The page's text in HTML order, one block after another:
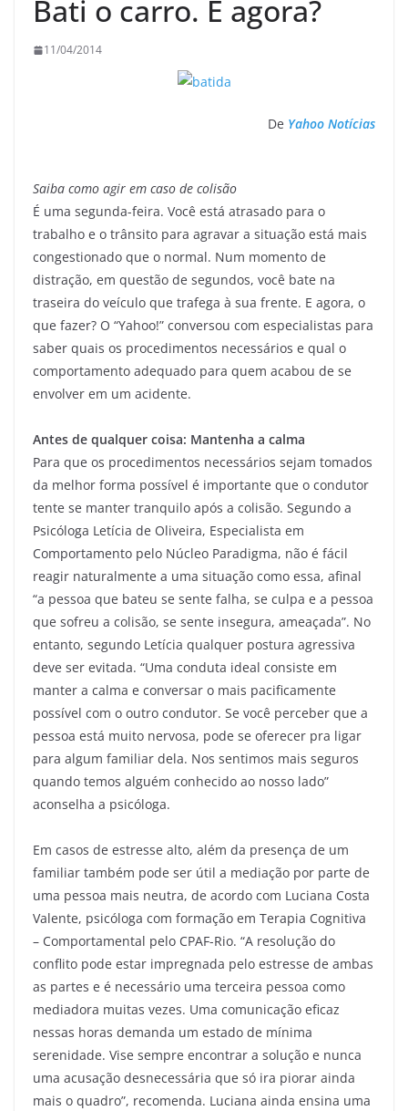
Bati o carro. E agora?
11/04/2014
De Yahoo Notícias
Saiba como agir em caso de colisão
É uma segunda-feira. Você está atrasado para o
trabalho e o trânsito para agravar a situação está mais
congestionado que o normal. Num momento de
distração, em questão de segundos, você bate na
traseira do veículo que trafega à sua frente. E agora, o
que fazer? O “Yahoo!” conversou com especialistas para
saber quais os procedimentos necessários e qual o
comportamento adequado para quem acabou de se
envolver em um acidente.
Antes de qualquer coisa: Mantenha a calma
Para que os procedimentos necessários sejam tomados
da melhor forma possível é importante que o condutor
tente se manter tranquilo após a colisão. Segundo a
Psicóloga Letícia de Oliveira, Especialista em
Comportamento pelo Núcleo Paradigma, não é fácil
reagir naturalmente a uma situação como essa, afinal
“a pessoa que bateu se sente falha, se culpa e a pessoa
que sofreu a colisão, se sente insegura, ameaçada”. No
entanto, segundo Letícia qualquer postura agressiva
deve ser evitada. “Uma conduta ideal consiste em
manter a calma e conversar o mais pacificamente
possível com o outro condutor. Se você perceber que a
pessoa está muito nervosa, pode se oferecer pra ligar
para algum familiar dela. Nos sentimos mais seguros
quando temos alguém conhecido ao nosso lado”
aconselha a psicóloga.
Em casos de estresse alto, além da presença de um
familiar também pode ser útil a mediação por parte de
uma pessoa mais neutra, de acordo com Luciana Costa
Valente, psicóloga com formação em Terapia Cognitiva
– Comportamental pelo CPAF-Rio. “A resolução do
conflito pode estar impregnada pelo estresse de ambas
as partes e é necessário uma terceira pessoa como
mediadora muitas vezes. Uma comunicação eficaz
nessas horas demanda um estado de mínima
serenidade. Vise sempre encontrar a solução e nunca
uma acusação desnecessária que só ira piorar ainda
mais o quadro”, recomenda. Luciana ainda ensina uma